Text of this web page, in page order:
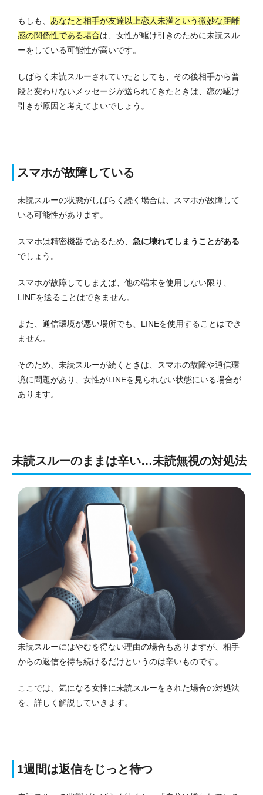
もしも、 あなたと相手が友達以上恋人未満という微妙な距離
感の関係性である場合は、女性が駆け引きのために未読スル
ーをしている可能性が高いです。
しばらく未読スルーされていたとしても、その後相手から普
段と変わりないメッセージが送られてきたときは、恋の駆け
引きが原因と考えてよいでしょう。
スマホが故障している
未読スルーの状態がしばらく続く場合は、スマホが故障して
いる可能性があります。
スマホは精密機器であるため、 急に壊れてしまうことがある
でしょう。
スマホが故障してしまえば、他の端末を使用しない限り、
LINEを送ることはできません。
また、通信環境が悪い場所でも、LINEを使用することはでき
ません。
そのため、未読スルーが続くときは、スマホの故障や通信環
境に問題があり、女性がLINEを見られない状態にいる場合が
あります。
未読スルーのままは辛い…未読無視の対処法
未読スルーにはやむを得ない理由の場合もありますが、相手
からの返信を待ち続けるだけというのは辛いものです。
ここでは、気になる女性に未読スルーをされた場合の対処法
を、詳しく解説していきます。
1週間は返信をじっと待つ